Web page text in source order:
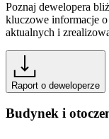
Poznaj dewelopera
kluczowe informacje
aktualnych i
Raport o deweloperze
Budynek i